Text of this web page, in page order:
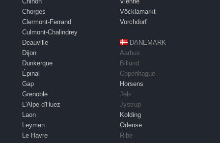
Chorges
Clermont-Ferrand
Culmont-Chalindrey
Deauville
Dijon
Dunkerque
Épinal
Gap
Grenoble
L'Alpe d'Huez
Laon
Leymen
Le Havre
Vöcklamarkt
Vorchdorf
DANEMARK
Aarhus
Billund
Copenhague
Horsens
Jels
Jystrup
Kolding
Odense
Ribe